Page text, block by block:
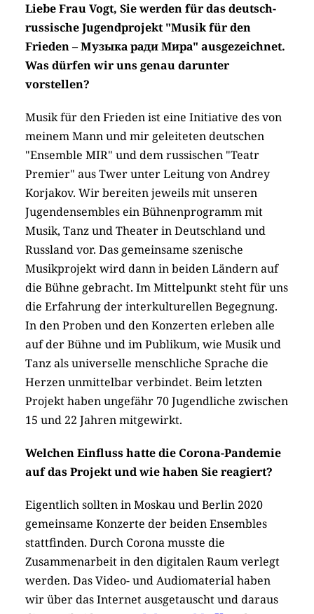
Liebe Frau Vogt, Sie werden für das deutsch-
russische Jugendprojekt "Musik für den
Frieden –Музыка ради Mира" ausgezeichnet.
Was dürfen wir uns genau darunter
vorstellen?
Musik für den Frieden ist eine Initiative des von
meinem Mann und mir geleiteten deutschen
"Ensemble MIR" und dem russischen "Teatr
Premier" aus Twer unter Leitung von Andrey
Korjakov. Wir bereiten jeweils mit unseren
Jugendensembles ein Bühnenprogramm mit
Musik, Tanz und Theater in Deutschland und
Russland vor. Das gemeinsame szenische
Musikprojekt wird dann in beiden Ländern auf
die Bühne gebracht. Im Mittelpunkt steht für uns
die Erfahrung der interkulturellen Begegnung.
In den Proben und den Konzerten erleben alle
auf der Bühne und im Publikum, wie Musik und
Tanz als universelle menschliche Sprache die
Herzen unmittelbar verbindet. Beim letzten
Projekt haben ungefähr 70 Jugendliche zwischen
15 und 22 Jahren mitgewirkt.
Welchen Einfluss hatte die Corona-Pandemie
auf das Projekt und wie haben Sie reagiert?
Eigentlich sollten in Moskau und Berlin 2020
gemeinsame Konzerte der beiden Ensembles
stattfinden. Durch Corona musste die
Zusammenarbeit in den digitalen Raum verlegt
werden. Das Video- und Audiomaterial haben
wir über das Internet ausgetauscht und daraus